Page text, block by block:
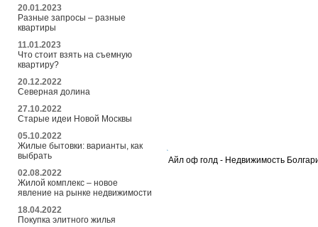
20.01.2023
Разные запросы – разные
квартиры
11.01.2023
Что стоит взять на съемную
квартиру?
20.12.2022
Северная долина
27.10.2022
Старые идеи Новой Москвы
05.10.2022
Жилые бытовки: варианты, как
выбрать
02.08.2022
Жилой комплекс – новое
явление на рынке недвижимости
18.04.2022
Покупка элитного жилья
Айл оф голд - Недвижимость